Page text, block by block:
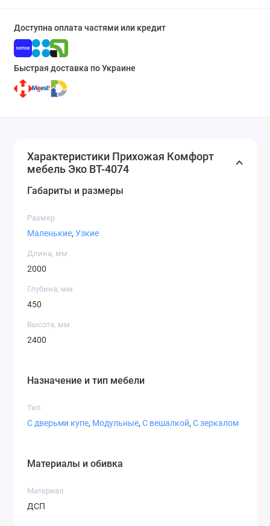
Доступна оплата частями или кредит
Быстрая доставка по Украине
Характеристики Прихожая Комфорт
мебель Эко ВТ-4074
Габариты и размеры
Размер
Маленькие, Узкие
Длина, мм
2000
Глубина, мм
450
Высота, мм
2400
Назначение и тип мебели
Тип
С дверьми купе, Модульные, С вешалкой, С зеркалом
Материалы и обивка
Материал
ДСП